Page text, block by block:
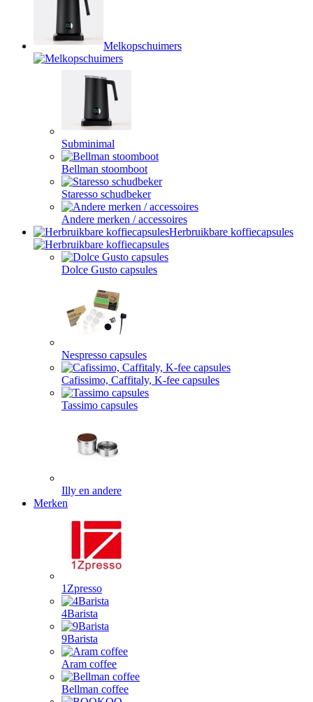
Melkopschuimers
Subminimal
Bellman stoomboot
Staresso schudbeker
Andere merken / accessoires
Herbruikbare koffiecapsules
Dolce Gusto capsules
Nespresso capsules
Cafissimo, Caffitaly, K-fee capsules
Tassimo capsules
Illy en andere
Merken
1Zpresso
4Barista
9Barista
Aram coffee
Bellman coffee